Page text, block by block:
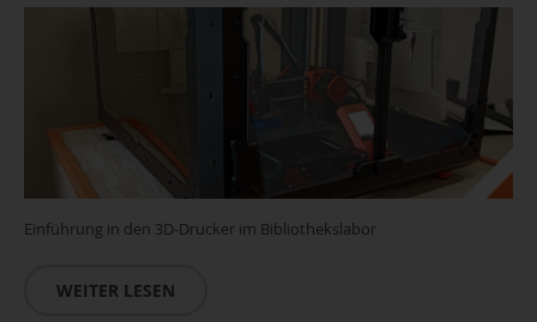
Einführung in den 3D-Drucker im Bibliothekslabor
WEITER LESEN